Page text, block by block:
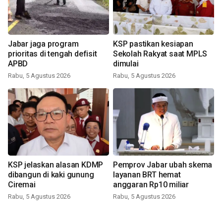
Jabar jaga program
prioritas di tengah defisit
APBD
Rabu, 5 Agustus 2026
KSP pastikan kesiapan
Sekolah Rakyat saat MPLS
dimulai
Rabu, 5 Agustus 2026
KSP jelaskan alasan KDMP
dibangun di kaki gunung
Ciremai
Rabu, 5 Agustus 2026
Pemprov Jabar ubah skema
layanan BRT hemat
anggaran Rp10 miliar
Rabu, 5 Agustus 2026